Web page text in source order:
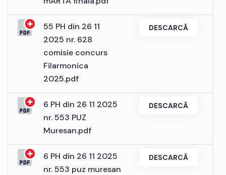
55 PH din 26 11
2025 nr. 628
comisie concurs
Filarmonica
2025.pdf
DESCARCĂ
6 PH din 26 11 2025
nr. 553 PUZ
Muresan.pdf
DESCARCĂ
6 PH din 26 11 2025
nr. 553 puz muresan
DESCARCĂ